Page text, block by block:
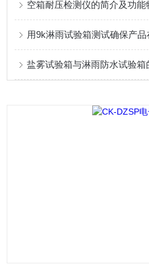
空箱耐压检测仪的简介及功能
盐雾试验箱与淋雨防水试验箱